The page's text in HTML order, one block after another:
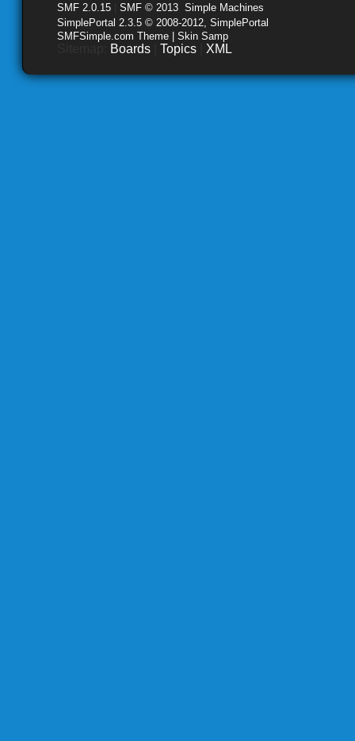
SMF 2.0.15 SMF © 2013 Simple Machines
SimplePortal 2.3.5 © 2008-2012, SimplePortal
SMFSimple.com Theme | Skin Samp
Boards Topics XML